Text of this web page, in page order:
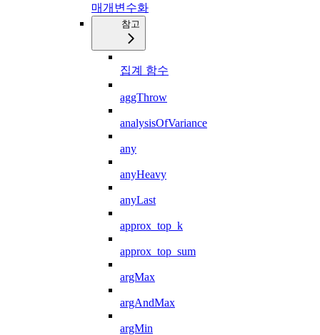
매개변수화
참고
집계 함수
aggThrow
analysisOfVariance
any
anyHeavy
anyLast
approx_top_k
approx_top_sum
argMax
argAndMax
argMin